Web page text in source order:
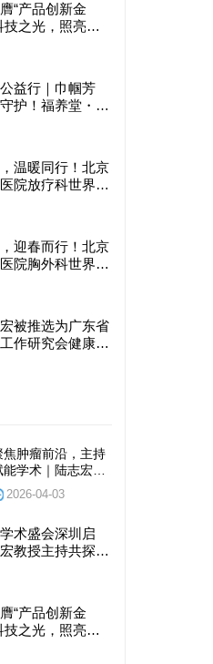
推荐补硒剂
营养学会推
疗的癌症患者
者按照此剂量
康硒酶多肽人
酵饮品，具体
。同时，需提
过程中配合后
“产品创新金
技之光，照亮肿
益行｜巾帼芳
护！福养堂・康
女性健康之约温
温暖同行！北京
院放疗科世界癌
圆满落幕
迎春而行！北京
院胸外科世界癌
圆满举办
被推选为广东省
作研究会健康科
副主委
焦肿瘤前沿，主持
能学术｜陆志宏理
长受邀请参加并主
2026深圳国际肿瘤
2026-04-03
术盛会深圳启
教授主持共探行
径
“产品创新金
技之光，照亮肿
业未来